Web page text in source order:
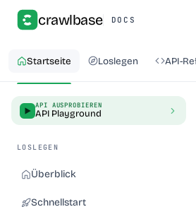
crawlbase DOCS
Startseite Loslegen API-
API AUSPROBIEREN
API Playground
LOSLEGEN
Überblick
Schnellstart